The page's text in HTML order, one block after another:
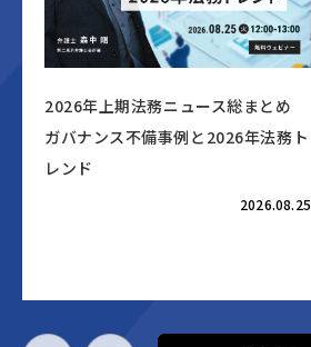
2026年上期法務ニュース総まとめ
ガバナンス不備事例と2026年法務ト
レンド
2026.08.25